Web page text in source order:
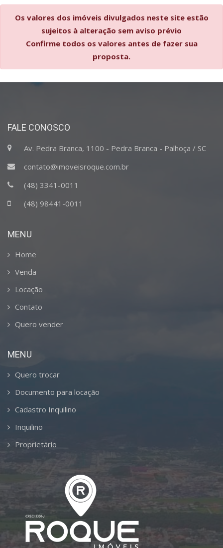
Os valores dos imóveis divulgados neste site estão
sujeitos à alteração sem aviso prévio
Confirme todos os valores antes de fazer sua
proposta.
FALE CONOSCO
Av. Pedra Branca, 1100 - Pedra Branca - Palhoça / SC
contato@imoveisroque.com.br
(48) 3341-0011
(48) 98441-0011
MENU
Home
Venda
Locação
Contato
Quero vender
MENU
Quero trocar
Documento para locação
Cadastro Inquilino
Inquilino
Proprietário